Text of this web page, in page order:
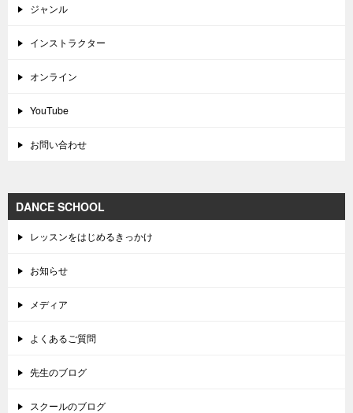
ジャンル
インストラクター
オンライン
YouTube
お問い合わせ
DANCE SCHOOL
レッスンをはじめるきっかけ
お知らせ
メディア
よくあるご質問
先生のブログ
スクールのブログ